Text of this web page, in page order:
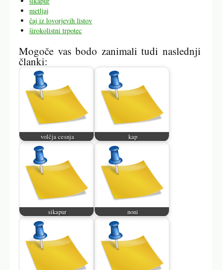
metljaj
čaj iz lovorjevih listov
širokolistni trpotec
Mogoče vas bodo zanimali tudi naslednji
članki:
volčja cesnja kap
sikapur noni